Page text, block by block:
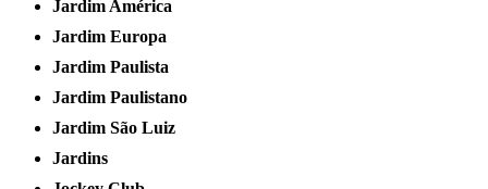
Jardim América
Jardim Europa
Jardim Paulista
Jardim Paulistano
Jardim São Luiz
Jardins